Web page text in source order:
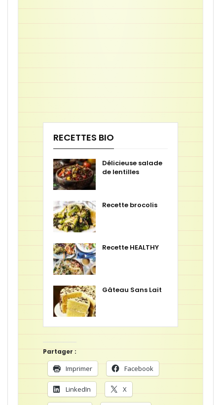
RECETTES BIO
Délicieuse salade
de lentilles
Recette brocolis
Recette HEALTHY
Gâteau Sans Lait
Partager :
Imprimer Facebook
LinkedIn X